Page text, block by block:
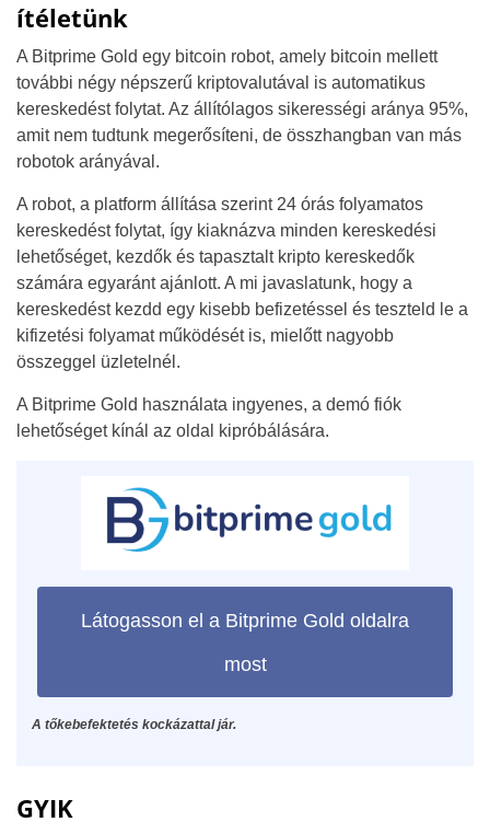
ítéletünk
A Bitprime Gold egy bitcoin robot, amely bitcoin mellett
további négy népszerű kriptovalutával is automatikus
kereskedést folytat. Az állítólagos sikerességi aránya 95%,
amit nem tudtunk megerősíteni, de összhangban van más
robotok arányával.
A robot, a platform állítása szerint 24 órás folyamatos
kereskedést folytat, így kiaknázva minden kereskedési
lehetőséget, kezdők és tapasztalt kripto kereskedők
számára egyaránt ajánlott. A mi javaslatunk, hogy a
kereskedést kezdd egy kisebb befizetéssel és teszteld le a
kifizetési folyamat működését is, mielőtt nagyobb
összeggel üzletelnél.
A Bitprime Gold használata ingyenes, a demó fiók
lehetőséget kínál az oldal kipróbálására.
Látogasson el a Bitprime Gold oldalra
most
A tőkebefektetés kockázattal jár.
GYIK